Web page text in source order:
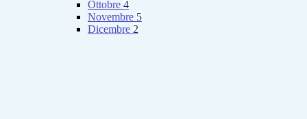
Ottobre 4
Novembre 5
Dicembre 2